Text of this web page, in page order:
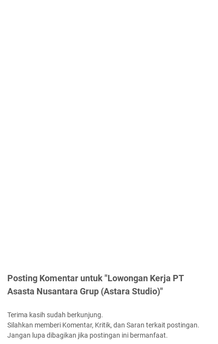
Posting Komentar untuk "Lowongan Kerja PT
Asasta Nusantara Grup (Astara Studio)"
Terima kasih sudah berkunjung.
Silahkan memberi Komentar, Kritik, dan Saran terkait postingan.
Jangan lupa dibagikan jika postingan ini bermanfaat.